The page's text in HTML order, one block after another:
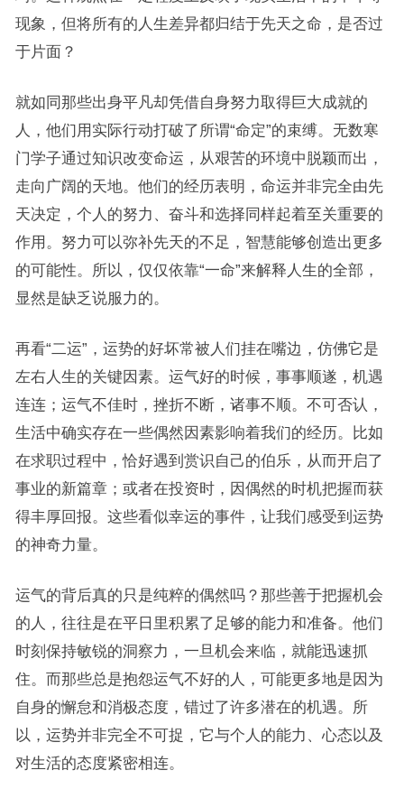
现象，但将所有的人生差异都归结于先天之命，是否过
于片面？
就如同那些出身平凡却凭借自身努力取得巨大成就的
人，他们用实际行动打破了所谓“命定”的束缚。无数寒
门学子通过知识改变命运，从艰苦的环境中脱颖而出，
走向广阔的天地。他们的经历表明，命运并非完全由先
天决定，个人的努力、奋斗和选择同样起着至关重要的
作用。努力可以弥补先天的不足，智慧能够创造出更多
的可能性。所以，仅仅依靠“一命”来解释人生的全部，
显然是缺乏说服力的。
再看“二运”，运势的好坏常被人们挂在嘴边，仿佛它是
左右人生的关键因素。运气好的时候，事事顺遂，机遇
连连；运气不佳时，挫折不断，诸事不顺。不可否认，
生活中确实存在一些偶然因素影响着我们的经历。比如
在求职过程中，恰好遇到赏识自己的伯乐，从而开启了
事业的新篇章；或者在投资时，因偶然的时机把握而获
得丰厚回报。这些看似幸运的事件，让我们感受到运势
的神奇力量。
运气的背后真的只是纯粹的偶然吗？那些善于把握机会
的人，往往是在平日里积累了足够的能力和准备。他们
时刻保持敏锐的洞察力，一旦机会来临，就能迅速抓
住。而那些总是抱怨运气不好的人，可能更多地是因为
自身的懈怠和消极态度，错过了许多潜在的机遇。所
以，运势并非完全不可捉，它与个人的能力、心态以及
对生活的态度紧密相连。